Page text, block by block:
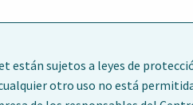
están sujetos a leyes de
otro uso no está